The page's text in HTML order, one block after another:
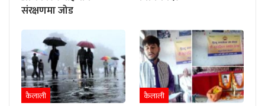
संरक्षणमा जोड
कैलाली कैलाली